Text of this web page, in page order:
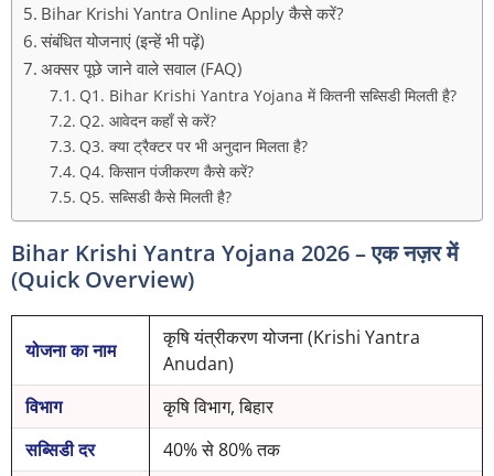
Bihar Krishi Yantra Online Apply कैसे करें?
संबंधित योजनाएं (इन्हें भी पढ़ें)
अक्सर पूछे जाने वाले सवाल (FAQ)
Q1. Bihar Krishi Yantra Yojana में कितनी सब्सिडी मिलती है?
Q2. आवेदन कहाँ से करें?
Q3. क्या ट्रैक्टर पर भी अनुदान मिलता है?
Q4. किसान पंजीकरण कैसे करें?
Q5. सब्सिडी कैसे मिलती है?
Bihar Krishi Yantra Yojana 2026 – एक नज़र में
(Quick Overview)
योजना का नाम
कृषि यंत्रीकरण योजना (Krishi Yantra
Anudan)
विभाग
कृषि विभाग, बिहार
सब्सिडी दर
40% से 80% तक